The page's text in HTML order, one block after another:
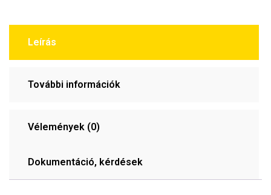
Leírás
További információk
Vélemények (0)
Dokumentáció, kérdések